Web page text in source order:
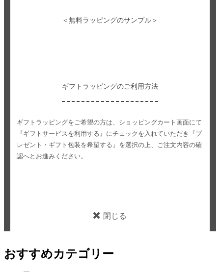
＜無料ラッピングのサンプル＞
ギフトラッピングのご利用方法
ギフトラッピングをご希望の方は、ショッピングカート画面にて
『ギフトサービスを利用する』にチェックを入れていただき
『プ
レゼント・ギフト包装を希望する』を選択の上、ご注文内容の確
認へとお進みください。
閉じる
おすすめカテゴリー